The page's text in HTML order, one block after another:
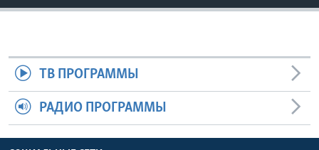
ТВ ПРОГРАММЫ
РАДИО ПРОГРАММЫ